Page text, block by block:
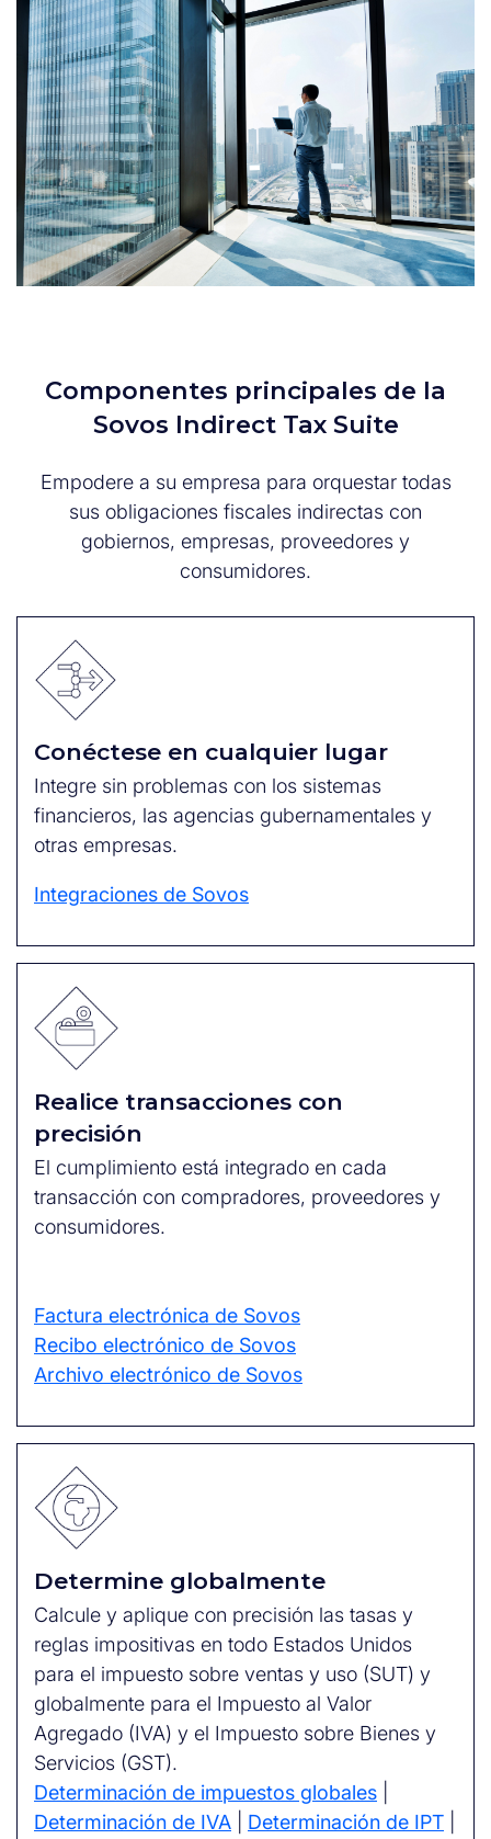
Componentes principales de la
Sovos Indirect Tax Suite
Empodere a su empresa para orquestar todas
sus obligaciones fiscales indirectas con
gobiernos, empresas, proveedores y
consumidores.
Conéctese en cualquier lugar
Integre sin problemas con los sistemas
financieros, las agencias gubernamentales y
otras empresas.
Integraciones de Sovos
Realice transacciones con
precisión
El cumplimiento está integrado en cada
transacción con compradores, proveedores y
consumidores.
Factura electrónica de Sovos
Recibo electrónico de Sovos
Archivo electrónico de Sovos
Determine globalmente
Calcule y aplique con precisión las tasas y
reglas impositivas en todo Estados Unidos
para el impuesto sobre ventas y uso (SUT) y
globalmente para el Impuesto al Valor
Agregado (IVA) y el Impuesto sobre Bienes y
Servicios (GST).
Determinación de impuestos globales
Determinación de IVA
Determinación de IPT